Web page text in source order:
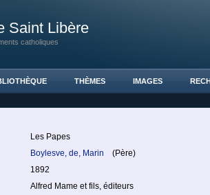
Saint Libère
catholiques
THÈMES IMAGES
Les Papes
Boylesve, de, Marin
(Père)
1892
Alfred Mame et fils, éditeurs